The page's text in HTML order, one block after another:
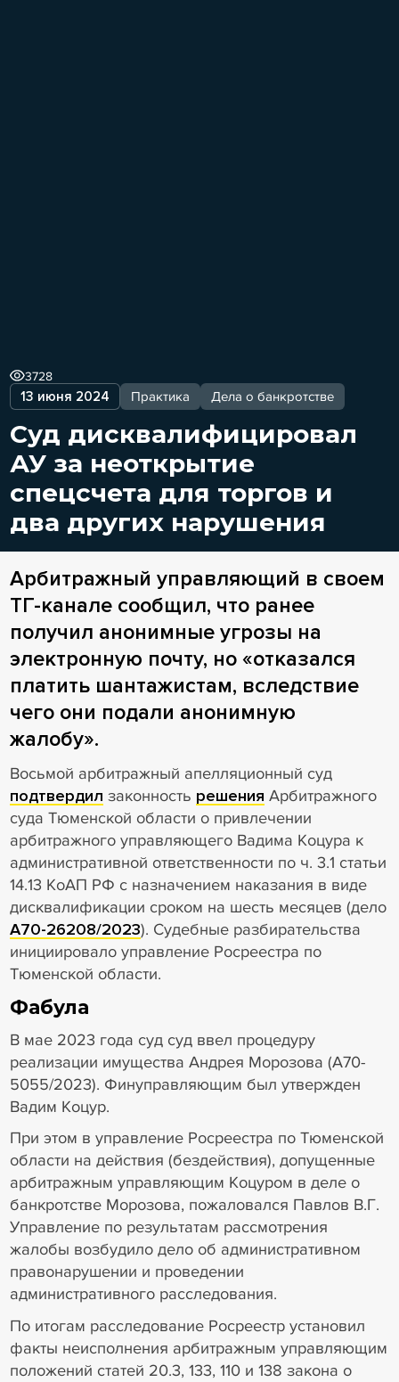
13 июня 2024 Практика Дела о банкротстве
3728
Суд дисквалифицировал
АУ за неоткрытие
спецсчета для торгов и
два других нарушения
Арбитражный управляющий в своем
ТГ-канале сообщил, что ранее
получил анонимные угрозы на
электронную почту, но «отказался
платить шантажистам, вследствие
чего они подали анонимную
жалобу».
Восьмой арбитражный апелляционный суд
подтвердил законность решения Арбитражного
суда Тюменской области о привлечении
арбитражного управляющего Вадима Коцура к
административной ответственности по ч. 3.1 статьи
14.13 КоАП РФ с назначением наказания в виде
дисквалификации сроком на шесть месяцев (дело
А70-26208/2023). Судебные разбирательства
инициировало управление Росреестра по
Тюменской области.
Фабула
В мае 2023 года суд суд ввел процедуру
реализации имущества Андрея Морозова (А70-
5055/2023). Финуправляющим был утвержден
Вадим Коцур.
При этом в управление Росреестра по Тюменской
области на действия (бездействия), допущенные
арбитражным управляющим Коцуром в деле о
банкротстве Морозова, пожаловался Павлов В.Г.
Управление по результатам рассмотрения
жалобы возбудило дело об административном
правонарушении и проведении
административного расследования.
По итогам расследование Росреестр установил
факты неисполнения арбитражным управляющим
положений статей 20.3, 133, 110 и 138 закона о